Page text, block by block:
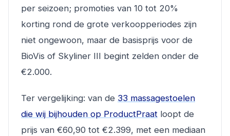
per seizoen; promoties van 10 tot 20%
korting rond de grote verkoopperiodes zijn
niet ongewoon, maar de basisprijs voor de
BioVis of Skyliner III begint zelden onder de
€2.000.
Ter vergelijking: van de 33 massagestoelen
die wij bijhouden op ProductPraat loopt de
prijs van €60,90 tot €2.399, met een mediaan